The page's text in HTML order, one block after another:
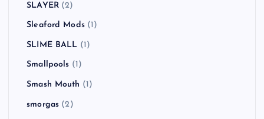
SLAYER(2)
Sleaford Mods(1)
SLIME BALL (1)
Smallpools (1)
Smash Mouth (1)
smorgas (2)